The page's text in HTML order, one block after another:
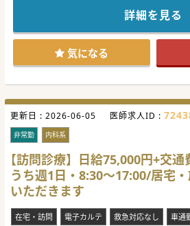
詳細を見る
気になる
更新日 : 2026-06-05 医師求人ID :
非常勤 内科系
【訪問診療】日給75,000円+交
うち週1日・8:30～17:00/居宅
いただきます
在宅・訪問 電子カルテ 救急対応なし 車通